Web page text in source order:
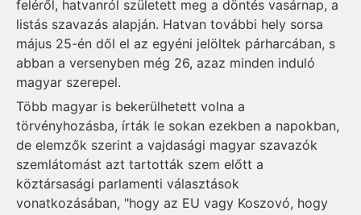
feléről, hatvanról született meg a döntés vasárnap, a
listás szavazás alapján. Hatvan további hely sorsa
május 25-én dől el az egyéni jelöltek párharcában, s
abban a versenyben még 26, azaz minden induló
magyar szerepel.
Több magyar is bekerülhetett volna a
törvényhozásba, írták le sokan ezekben a napokban,
de elemzők szerint a vajdasági magyar szavazók
szemlátomást azt tartották szem előtt a
köztársasági parlamenti választások
vonatkozásában, "hogy az EU vagy Koszovó, hogy